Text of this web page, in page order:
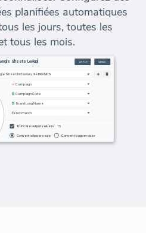
planifiées automatiques
les jours, toutes les
tous les mois.